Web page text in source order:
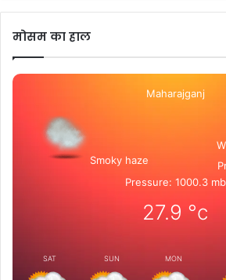
मोसम का हाल
Maharajganj
Smoky haze
Pressure: 1000.3 mb
27.9 °c
SAT SUN MON